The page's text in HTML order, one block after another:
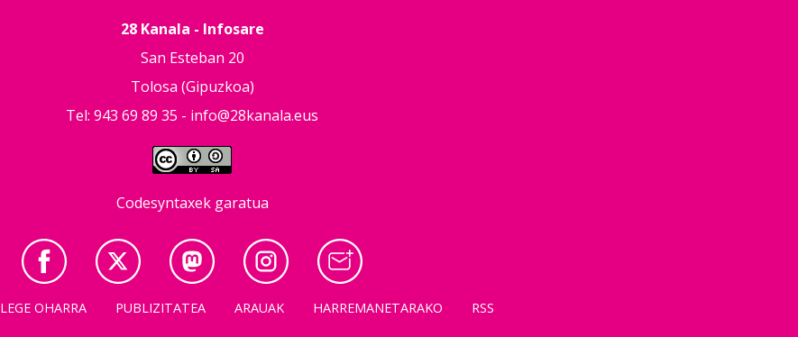
28 Kanala - Infosare
San Esteban 20
Tolosa (Gipuzkoa)
Tel: 943 69 89 35 - info@28kanala.eus
Codesyntaxek garatua
LEGE OHARRA PUBLIZITATEA ARAUAK HARREMANETARAKO RSS